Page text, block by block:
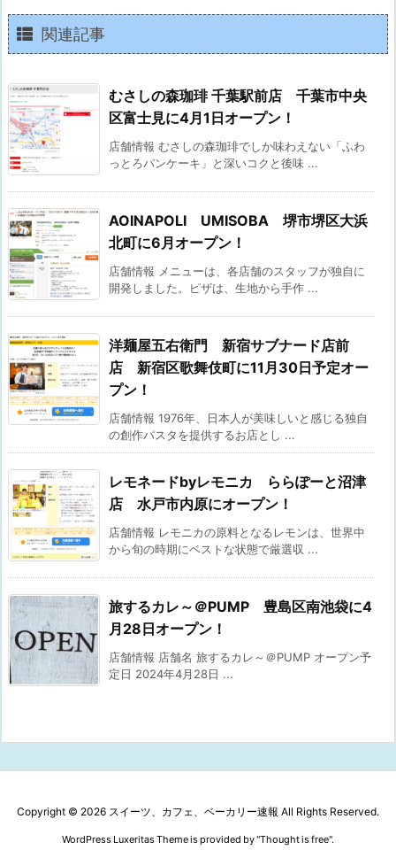
関連記事
むさしの森珈琲 千葉駅前店 千葉市中央
区富士見に4月1日オープン！
店舗情報 むさしの森珈琲でしか味わえない「ふわ
っとろパンケーキ」と深いコクと後味 ...
AOINAPOLI UMISOBA 堺市堺区大浜
北町に6月オープン！
店舗情報 メニューは、各店舗のスタッフが独自に
開発しました。ピザは、生地から手作 ...
洋麺屋五右衛門 新宿サブナード店前
店 新宿区歌舞伎町に11月30日予定オー
プン！
店舗情報 1976年、日本人が美味しいと感じる独自
の創作パスタを提供するお店とし ...
レモネードbyレモニカ ららぽーと沼津
店 水戸市内原にオープン！
店舗情報 レモニカの原料となるレモンは、世界中
から旬の時期にベストな状態で厳選収 ...
旅するカレ～＠PUMP 豊島区南池袋に4
月28日オープン！
店舗情報 店舗名 旅するカレ～＠PUMP オープン予
定日 2024年4月28日 ...
Copyright © 2026 スイーツ、カフェ、ベーカリー速報 All Rights Reserved.
WordPress Luxeritas Theme is provided by "Thought is free".